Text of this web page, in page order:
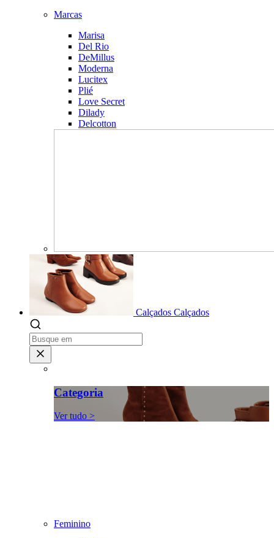
Marcas
Marisa
Del Rio
DeMillus
Moderna
Lucitex
Plié
Love Secret
Dilady
Delcotton
Calçados Calçados
Categoria
Ver tudo >
Feminino